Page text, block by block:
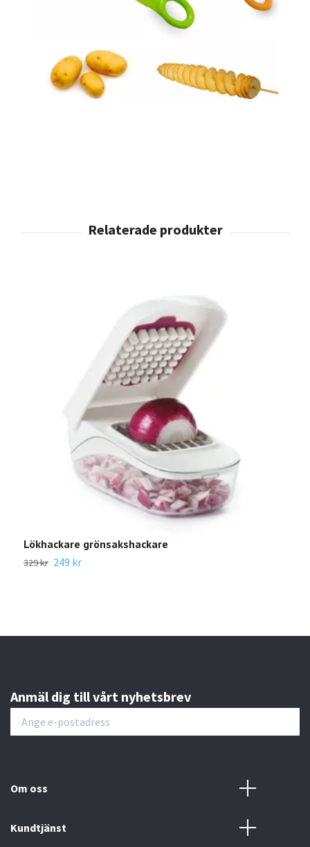
Lökhackare grönsakshackare
329 kr 249 kr
Anmäl dig till vårt nyhetsbrev
Om oss
Kundtjänst